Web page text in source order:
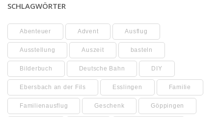
SCHLAGWÖRTER
Abenteuer Advent Ausflug
Ausstellung Auszeit basteln
Bilderbuch Deutsche Bahn DIY
Ebersbach an der Fils Esslingen Familie
Familienausflug Geschenk Göppingen